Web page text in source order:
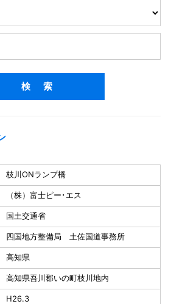
枝川ONランプ橋
（株）富士ピー･エス
国土交通省
四国地方整備局 土佐国道事務所
高知県
高知県吾川郡いの町枝川地内
H26.3